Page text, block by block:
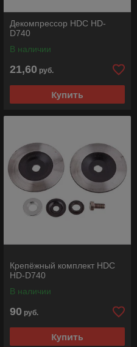
Декомпрессор HDC HD-
D740
В наличии
21,60 руб.
Купить
Крепёжный комплект HDC
HD-D740
В наличии
90 руб.
Купить